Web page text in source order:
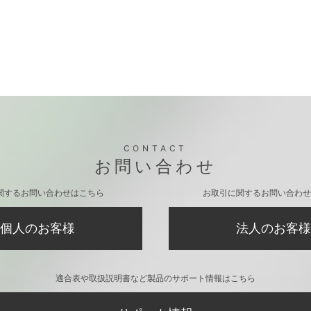
CONTACT
お問い合わせ
するお問い合わせはこちら
個人のお客様
お取引に関するお問い合わ
法人のお客様
適合表や取扱説明書など製品のサポート情報はこちら